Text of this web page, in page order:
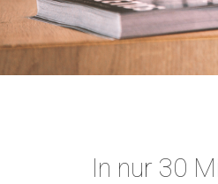
In nur 30